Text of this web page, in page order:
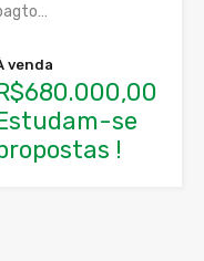
venda
se
!